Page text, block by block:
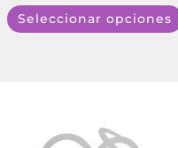
Seleccionar opciones